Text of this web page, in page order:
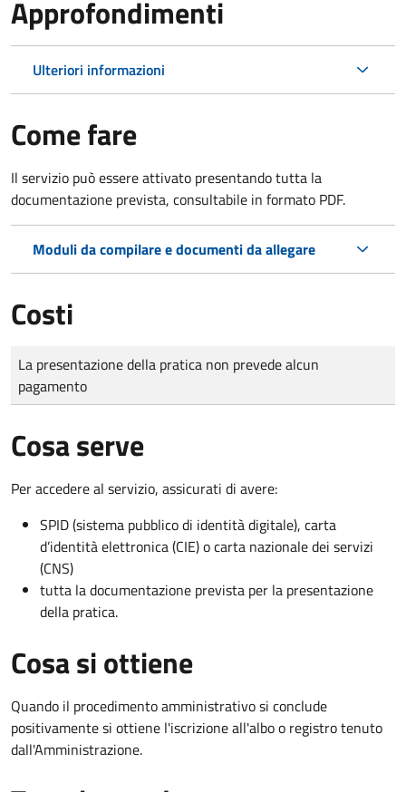
Approfondimenti
Ulteriori informazioni
Come fare
Il servizio può essere attivato presentando tutta la
documentazione prevista, consultabile in formato PDF.
Moduli da compilare e documenti da allegare
Costi
Tipo di pagamento
Importo
La presentazione della pratica non prevede alcun
pagamento
Cosa serve
Per accedere al servizio, assicurati di avere:
SPID (sistema pubblico di identità digitale), carta
d’identità elettronica (CIE) o carta nazionale dei servizi
(CNS)
tutta la documentazione prevista per la presentazione
della pratica.
Cosa si ottiene
Quando il procedimento amministrativo si conclude
positivamente si ottiene l'iscrizione all'albo o registro tenuto
dall'Amministrazione.